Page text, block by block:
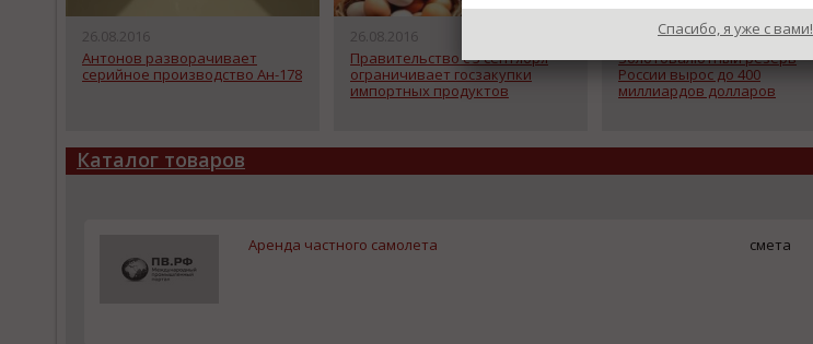
26.08.2016
Антонов разворачивает
серийное производство Ан-178
26.08.2016
Правительство с 3 сентября
ограничивает госзакупки
импортных продуктов
25.08.2016
Золотовалютный резерв
России вырос до 400
миллиардов долларов
Каталог товаров
Аренда частного самолета смета
Спасибо, я уже с вами!